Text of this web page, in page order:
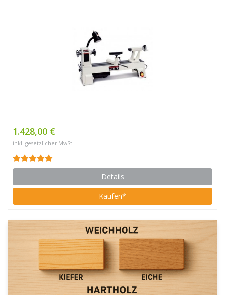
1.428,00 €
inkl. gesetzlicher MwSt.
Details
Kaufen*